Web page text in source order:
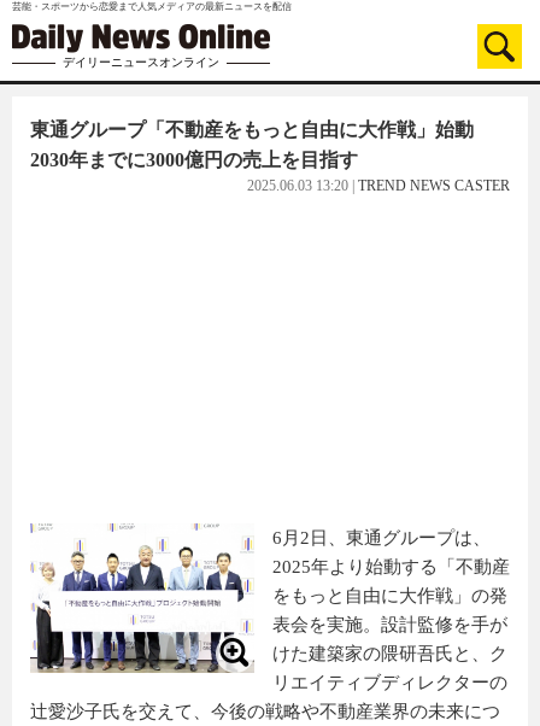
芸能・スポーツから恋愛まで人気メディアの最新ニュースを配信
デイリーニュースオンライン
東通グループ「不動産をもっと自由に大作戦」始動
2030年までに3000億円の売上を目指す
2025.06.03 13:20 TREND NEWS CASTER
6月2日、東通グループは、
2025年より始動する「不動産
をもっと自由に大作戦」の発
表会を実施。設計監修を手が
けた建築家の隈研吾氏と、ク
リエイティブディレクターの
辻愛沙子氏を交えて、今後の戦略や不動産業界の未来につ